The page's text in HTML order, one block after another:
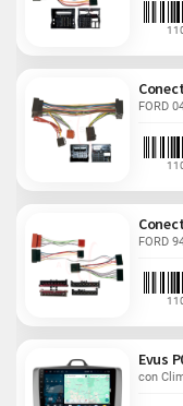
FORD
FORD
Evus
con